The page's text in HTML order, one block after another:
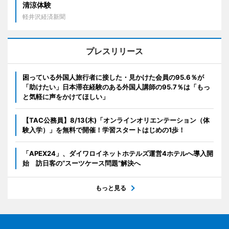
清涼体験
軽井沢経済新聞
プレスリリース
困っている外国人旅行者に接した・見かけた会員の95.6％が
「助けたい」日本滞在経験のある外国人講師の95.7％は「もっ
と気軽に声をかけてほしい」
【TAC公務員】8/13(木)「オンラインオリエンテーション（体
験入学）」を無料で開催！学習スタートはじめの1歩！
「APEX24」、ダイワロイネットホテルズ運営4ホテルへ導入開
始 訪日客の“スーツケース問題”解決へ
もっと見る